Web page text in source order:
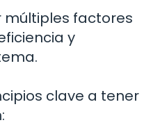
factores
y
clave a tener